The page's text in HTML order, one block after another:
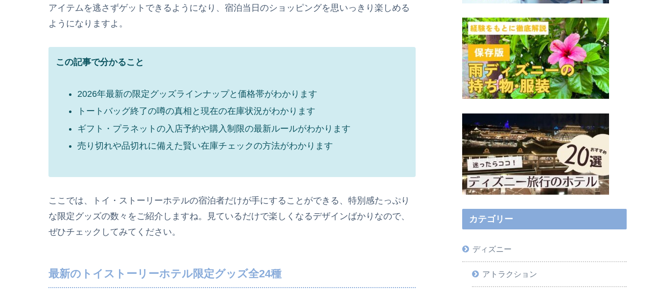
アイテムを逃さずゲットできるようになり、宿泊当日のショッピングを思いっきり楽しめる
ようになりますよ。
この記事で分かること
2026年最新の限定グッズラインナップと価格帯がわかります
トートバッグ終了の噂の真相と現在の在庫状況がわかります
ギフト・プラネットの入店予約や購入制限の最新ルールがわかります
売り切れや品切れに備えた賢い在庫チェックの方法がわかります
ここでは、トイ・ストーリーホテルの宿泊者だけが手にすることができる、特別感たっぷり
な限定グッズの数々をご紹介しますね。見ているだけで楽しくなるデザインばかりなので、
ぜひチェックしてみてください。
最新のトイストーリーホテル限定グッズ全24種
カテゴリー
ディズニー
アトラクション